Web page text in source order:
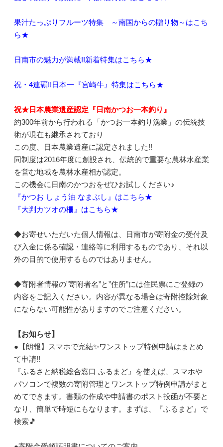
果汁たっぷりフルーツ特集 ～南国からの贈り物～はこち
ら★
日南市の魅力が満載!!新着特集はこちら★
祝・4連覇!!日本一『宮崎牛』特集はこちら★
祝★日本農業遺産認定『日南かつお一本釣り』
約300年前から行われる「かつお一本釣り漁業」の伝統技
術が現在も継承されており
この度、日本農業遺産に認定されました!!
同制度は2016年度に創設され、伝統的で重要な農林水産業
を営む地域を農林水産相が認定。
この機会に日南のかつおをぜひお試しください♪
『かつお しょう油 なまぶし』はこちら★
『大判カツオの柵』はこちら★
◆お寄せいただいた個人情報は、日南市が寄附金の受付及
び入金に係る確認・連絡等に利用するものであり、それ以
外の目的で使用するものではありません。
◆寄附者情報の”寄附者名”と”住所”には住民票にご登録の
内容をご記入ください。内容が異なる場合は寄附控除対象
にならない可能性がありますのでご注意ください。
【お知らせ】
●【朗報】スマホで完結✨ワンストップ特例申請はまとめ
て申請!!
『ふるさと納税総合窓口 ふるまど』を使えば、スマホや
パソコンで複数の寄附管理とワンストップ特例申請がまと
めてできます。書類の作成や申請書のポスト投函が不要と
なり、簡単で時短にもなります。まずは、『ふるまど』で
検索🎵